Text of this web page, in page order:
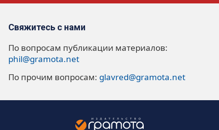
Свяжитесь с нами
По вопросам публикации материалов:
phil@gramota.net
По прочим вопросам: glavred@gramota.net